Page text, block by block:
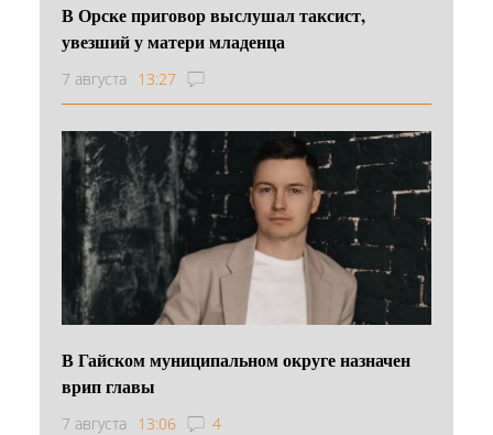
В Орске приговор выслушал таксист,
увезший у матери младенца
7 августа 13:27
В Гайском муниципальном округе назначен
врип главы
7 августа 13:06 4